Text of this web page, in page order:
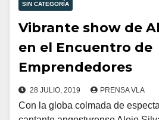
SIN CATEGORÍA
Vibrante show de
en el Encuentro de
Emprendedores
28 JULIO, 2019 PRENSA VLA
Con la globa colmada de